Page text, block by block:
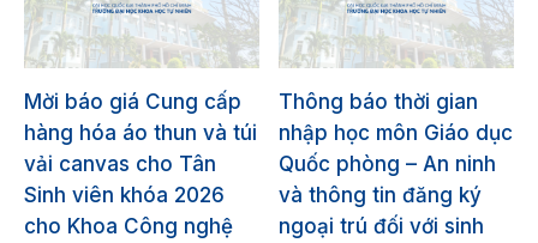
Mời báo giá Cung cấp
hàng hóa áo thun và túi
vải canvas cho Tân
Sinh viên khóa 2026
cho Khoa Công nghệ
Thông báo thời gian
nhập học môn Giáo dục
Quốc phòng – An ninh
và thông tin đăng ký
ngoại trú đối với sinh